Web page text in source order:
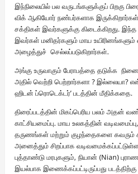
இந்நிலையில் பல வருடங்களுக்குப் பிறகு
விக் ஆகியோர் நண்பர்களாக
சக்திகள் இவர்களுக்கு கிடைக்கிறது. இந்த
இவர்கள் மனிதர்களும் மாய உயிரினங்களும்
அழைத்துச் செல்லப்படுகிறார்கள்.
அங்கு உருவாகும் பேராபத்தை தடுக்க
அதில் வெற்றி பெற்றார்களா ? இல்லையா?
ஹிடன் ப்ரொடெக்டர்’ படத்தின் மீதிக்கதை.
திரைப்படத்தின் மிகப்பெரிய பலம் அதன்
காட்சியமைப்பு. மாய உலகத்தின்
தருணங்கள் மற்றும் குழந்தைகளை
அனைத்தும் சிறப்பாக
புத்தாண்டு மரபுகளும், நியான் (Nian)
இயல்பாக இணைக்கப்பட்டிருப்பது